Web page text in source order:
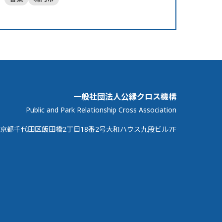
一般社団法人公縁クロス機構
Public and Park Relationship Cross Association
都千代田区飯田橋2丁目18番2号大和ハウス九段ビル7F